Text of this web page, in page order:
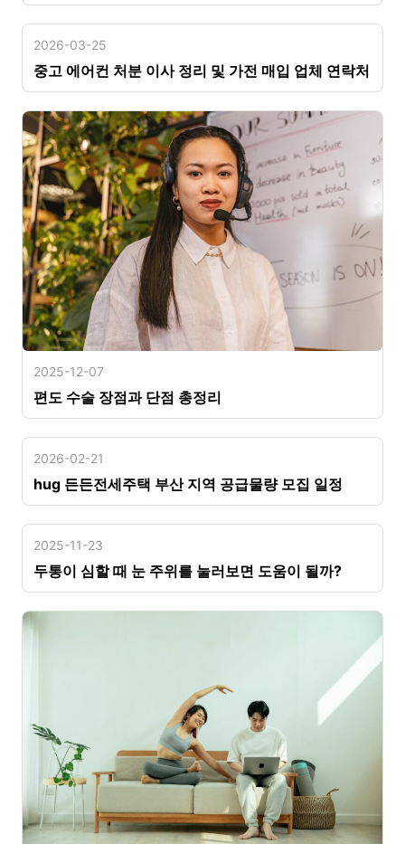
2026-03-25
중고 에어컨 처분 이사 정리 및 가전 매입 업체 연락처
2025-12-07
편도 수술 장점과 단점 총정리
2026-02-21
hug 든든전세주택 부산 지역 공급물량 모집 일정
2025-11-23
두통이 심할 때 눈 주위를 눌러보면 도움이 될까?